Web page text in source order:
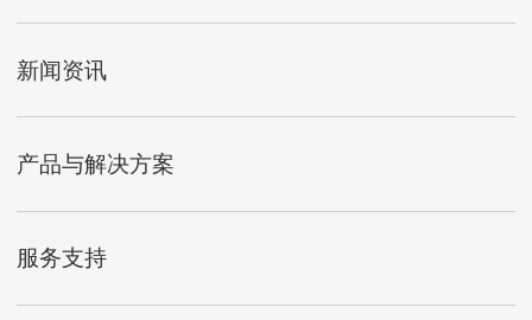
新闻资讯
产品与解决方案
服务支持